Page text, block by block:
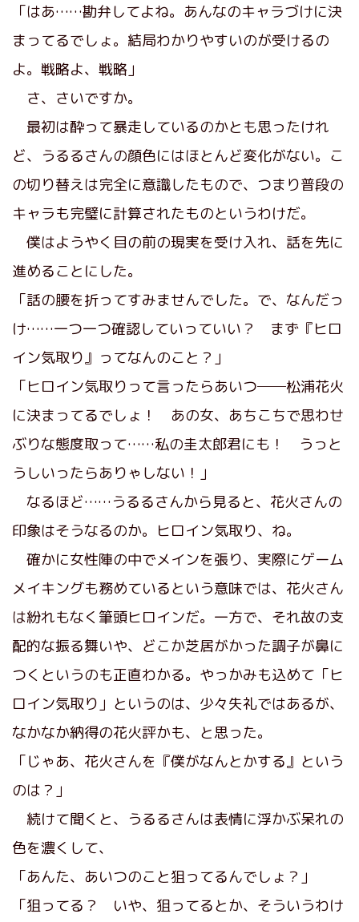
「はあ……勘弁してよね。あんなのキャラづけに決
まってるでしょ。結局わかりやすいのが受けるの
よ。戦略よ、戦略」
さ、さいですか。
最初は酔って暴走しているのかとも思ったけれ
ど、うるるさんの顔色にはほとんど変化がない。こ
の切り替えは完全に意識したもので、つまり普段の
キャラも完璧に計算されたものというわけだ。
僕はようやく目の前の現実を受け入れ、話を先に
進めることにした。
「話の腰を折ってすみませんでした。で、なんだっ
け……一つ一つ確認していっていい？ まず『ヒロ
イン気取り』ってなんのこと？」
「ヒロイン気取りって言ったらあいつ──松浦花火
に決まってるでしょ！ あの女、あちこちで思わせ
ぶりな態度取って……私の圭太郎君にも！ うっと
うしいったらありゃしない！」
なるほど……うるるさんから見ると、花火さんの
印象はそうなるのか。ヒロイン気取り、ね。
確かに女性陣の中でメインを張り、実際にゲーム
メイキングも務めているという意味では、花火さん
は紛れもなく筆頭ヒロインだ。一方で、それ故の支
配的な振る舞いや、どこか芝居がかった調子が鼻に
つくというのも正直わかる。やっかみも込めて「ヒ
ロイン気取り」というのは、少々失礼ではあるが、
なかなか納得の花火評かも、と思った。
「じゃあ、花火さんを『僕がなんとかする』という
のは？」
続けて聞くと、うるるさんは表情に浮かぶ呆れの
色を濃くして、
「あんた、あいつのこと狙ってるんでしょ？」
「狙ってる？ いや、狙ってるとか、そういうわけ